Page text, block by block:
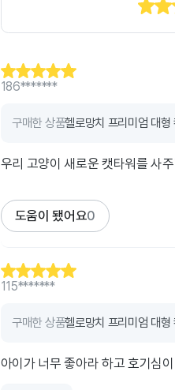
186*******
구매한 상품헬로망치 프리미엄 대
우리 고양이 새로운 캣타워를 사
도움이 됐어요0
115*******
구매한 상품헬로망치 프리미엄 대
아이가 너무 좋아라 하고 호기심